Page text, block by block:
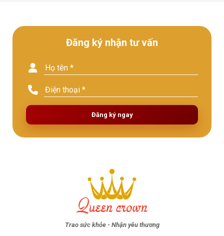
Đăng ký nhận tư vấn
Đăng ký ngay
Trao sức khỏe - Nhận yêu thương